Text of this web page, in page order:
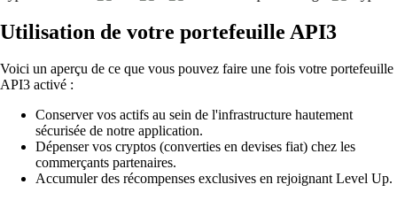
Utilisation de votre portefeuille API3
Voici un aperçu de ce que vous pouvez faire une fois votre portefeuille
API3 activé :
Conserver vos actifs au sein de l'infrastructure hautement
sécurisée de notre application.
Dépenser vos cryptos (converties en devises fiat) chez les
commerçants partenaires.
Accumuler des récompenses exclusives en rejoignant Level Up.